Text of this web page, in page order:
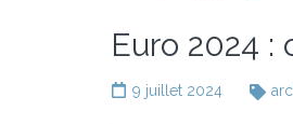
Euro 2024
9 juillet 2024